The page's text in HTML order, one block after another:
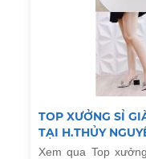
TOP XƯỞNG SỈ
TẠI H.THỦY
Xem qua Top